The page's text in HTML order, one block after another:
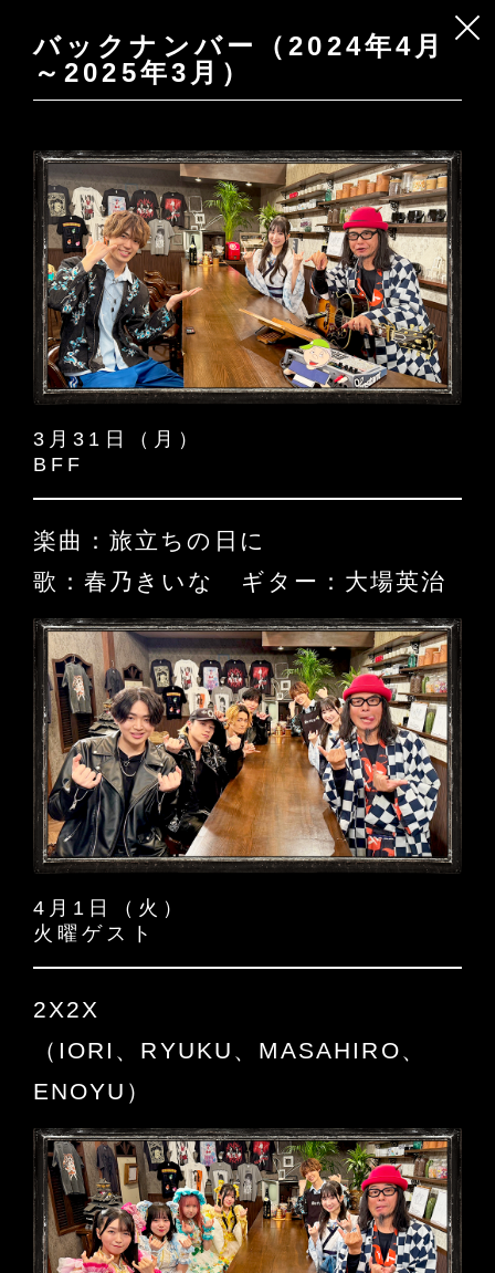
バックナンバー（2024年4月
～2025年3月）
3月31日（月）
BFF
楽曲：旅立ちの日に
歌：春乃きいな ギター：大場英治
4月1日（火）
火曜ゲスト
2X2X
（IORI、RYUKU、MASAHIRO、
ENOYU）